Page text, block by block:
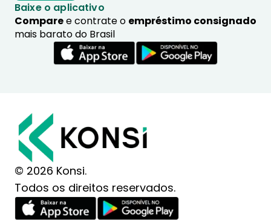
Baixe o aplicativo
Comparee contrate o empréstimo consignado
mais barato do Brasil
© 2026 Konsi.
Todos os direitos reservados.